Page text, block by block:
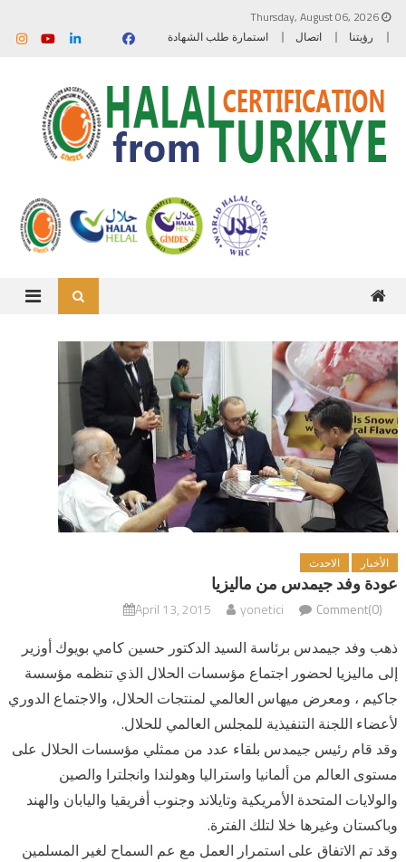
Skip to content
Thursday, August 06, 2026
رؤيتنا
اتصال استمارة طلب الشهادة
الأخبار الاحدث
عودة وفد جيمدس من ماليزيا
April 13, 2015 yonetici Comment(0)
ذهب وفد جيمدس برئاسة السيد الدكتور حسين كامي بويوك أوزير
إلى ماليزيا لحضور اجتماع مؤسسات الحلال الذي تنظمه مؤسسة
جاكيم ، ومعرض ميهاس العالمي لمنتجات الحلال، والاجتماع الدوري
لأعضاء اللجنة التنفيذية للمجلس العالمي للحلال.
وقد قام رئيس جيمدس بلقاء عدد من ممثلي مؤسسات الحلال على
مستوى العالم من ألمانيا واستراليا وهولندا وانجلترا والصين
والولايات المتحدة الأمريكية وتايلاند وجنوب أفريقيا واليابان والهند
وباكستان وغيرها خلا لتلك الفترة.
وقد تم الاتفاق على استمرار العمل مع عم السماح لغير المسلمين